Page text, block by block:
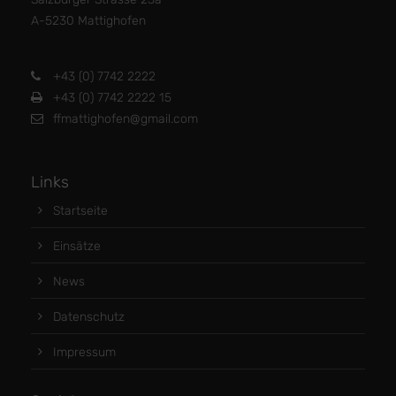
A-5230 Mattighofen
+43 (0) 7742 2222
+43 (0) 7742 2222 15
ffmattighofen@gmail.com
Links
Startseite
Einsätze
News
Datenschutz
Impressum